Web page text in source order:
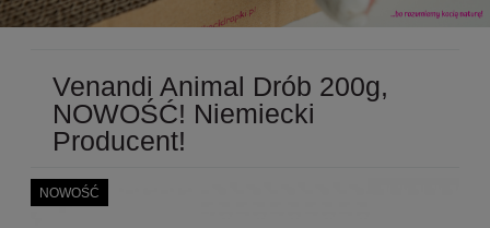
Venandi Animal Drób 200g,
NOWOŚĆ! Niemiecki
Producent!
NOWOŚĆ